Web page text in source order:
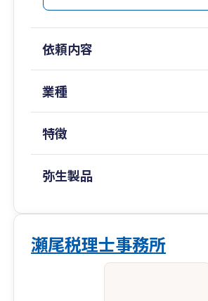
依頼内容
業種
特徴
弥生製品
瀬尾税理士事務所